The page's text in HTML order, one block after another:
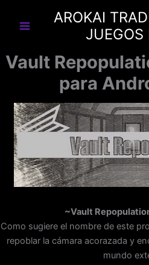
AROKAI
JUEGOS
Vault
para
~Vault
Como sugiere el nombre de este
repoblar la cámara acorazada y
mundo